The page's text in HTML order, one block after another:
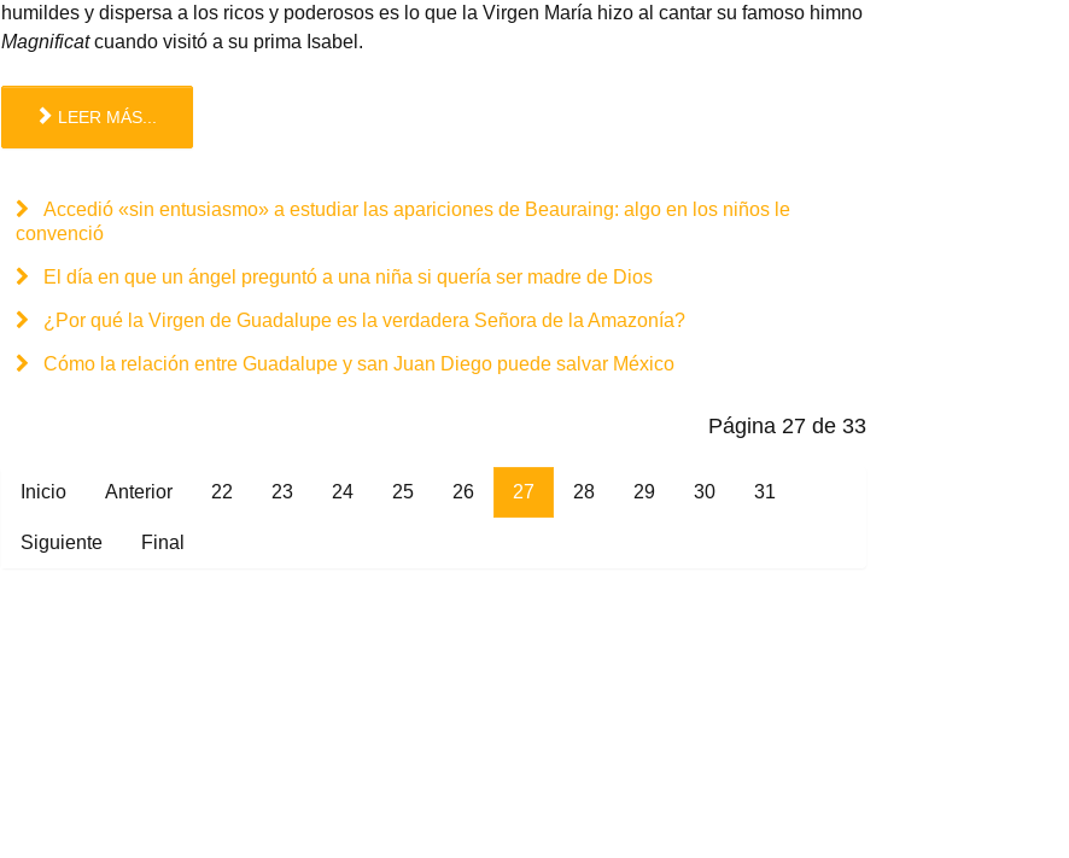
humildes y dispersa a los ricos y poderosos es lo que la Virgen María hizo al cantar su famoso himno
Magnificatcuando visitó a su prima Isabel.
LEER MÁS...
Accedió «sin entusiasmo» a estudiar las apariciones de Beauraing: algo en los niños le
convenció
El día en que un ángel preguntó a una niña si quería ser madre de Dios
¿Por qué la Virgen de Guadalupe es la verdadera Señora de la Amazonía?
Cómo la relación entre Guadalupe y san Juan Diego puede salvar México
Página 27 de 33
Inicio Anterior 22 23 24 25 26 27 28 29 30 31
Siguiente Final